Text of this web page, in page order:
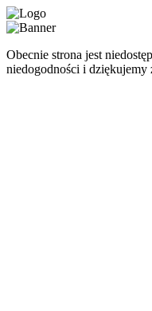
Obecnie strona jest
niedogodności i dziękujemy